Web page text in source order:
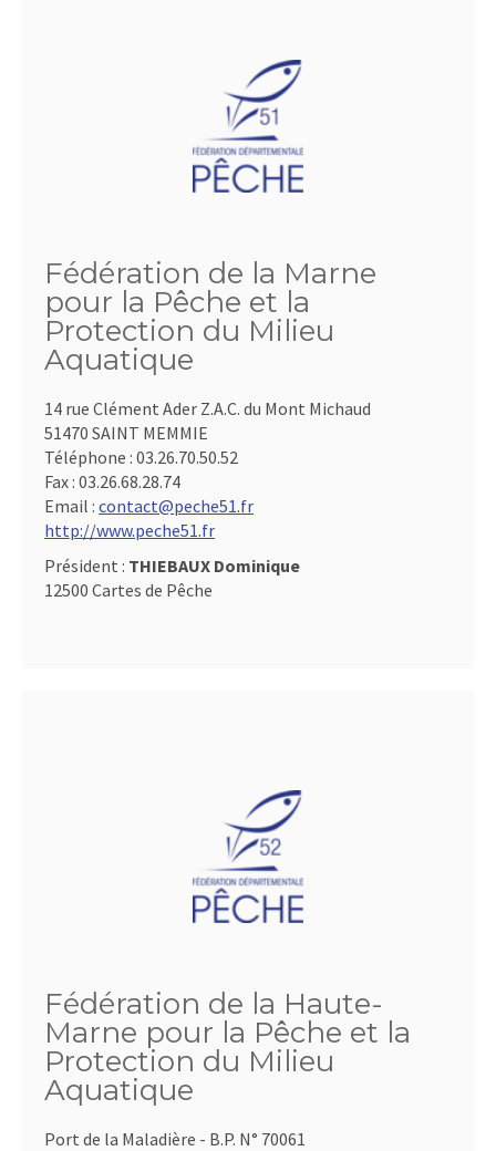
Fédération de la Marne
pour la Pêche et la
Protection du Milieu
Aquatique
14 rue Clément Ader Z.A.C. du Mont Michaud
51470 SAINT MEMMIE
Téléphone : 03.26.70.50.52
Fax : 03.26.68.28.74
Email : contact@peche51.fr
http://www.peche51.fr
Président : THIEBAUX Dominique
12500 Cartes de Pêche
Fédération de la Haute-
Marne pour la Pêche et la
Protection du Milieu
Aquatique
Port de la Maladière - B.P. N° 70061